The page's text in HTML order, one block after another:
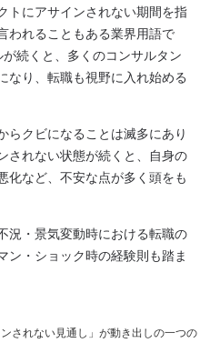
トにアサインされない期間を指
われることもある業界用語で
続くと、多くのコンサルタン
なり、転職も視野に入れ始める
らクビになることは滅多にあり
されない状態が続くと、自身の
化など、不安な点が多く頭をも
況・景気変動時における転職の
ン・ショック時の経験則も踏ま
されない見通し」が動き出しの一つの